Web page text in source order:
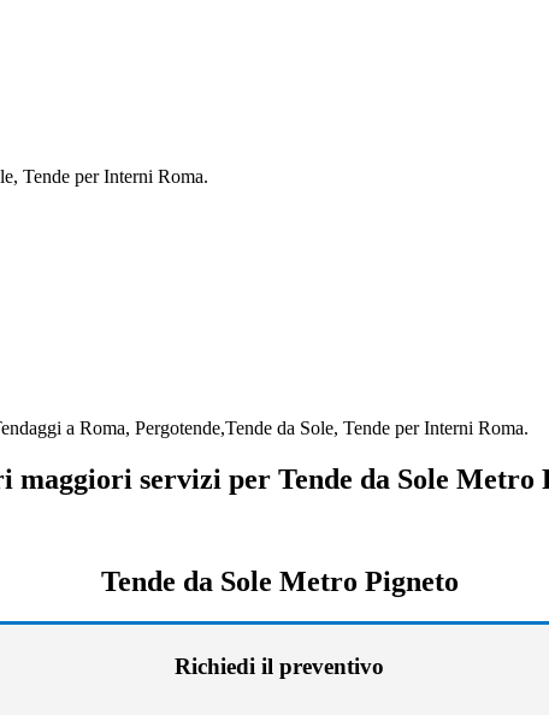
Tende per Interni Roma.
a Roma, Pergotende,Tende da Sole, Tende per Interni Roma.
maggiori servizi per Tende da Sole Metro
Tende da Sole Metro Pigneto
Richiedi il preventivo